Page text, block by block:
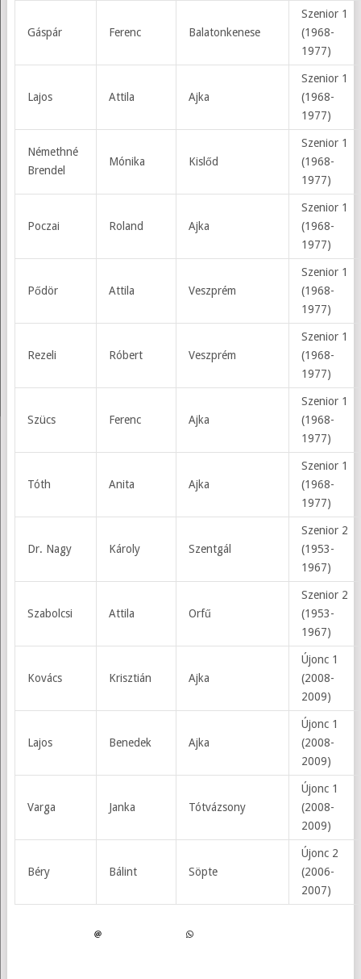
Gáspár Ferenc Balatonkenese
Szenior 1
(1968-
1977)
Lajos Attila Ajka
Szenior 1
(1968-
1977)
Némethné
Brendel
Mónika Kislőd
Szenior 1
(1968-
1977)
Poczai Roland Ajka
Szenior 1
(1968-
1977)
Pődör Attila Veszprém
Szenior 1
(1968-
1977)
Rezeli Róbert Veszprém
Szenior 1
(1968-
1977)
Szücs Ferenc Ajka
Szenior 1
(1968-
1977)
Tóth Anita Ajka
Szenior 1
(1968-
1977)
Dr. Nagy Károly Szentgál
Szenior 2
(1953-
1967)
Szabolcsi Attila Orfű
Szenior 2
(1953-
1967)
Kovács Krisztián Ajka
Újonc 1
(2008-
2009)
Lajos Benedek Ajka
Újonc 1
(2008-
2009)
Varga Janka Tótvázsony
Újonc 1
(2008-
2009)
Béry Bálint Söpte
Újonc 2
(2006-
2007)